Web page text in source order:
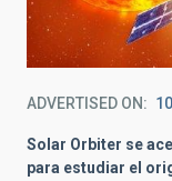
ADVERTISED ON
Solar Orbiter se
para estudiar el